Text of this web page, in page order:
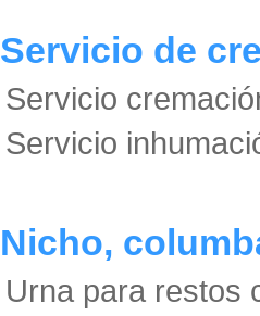
Servicio de
Servicio
Servicio
Nicho,
Urna para restos